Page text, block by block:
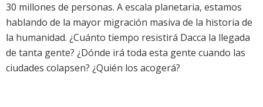
30 millones de personas. A escala planetaria, estamos
hablando de la mayor migración masiva de la historia de
la humanidad. ¿Cuánto tiempo resistirá Dacca la llegada
de tanta gente? ¿Dónde irá toda esta gente cuando las
ciudades colapsen? ¿Quién los acogerá?